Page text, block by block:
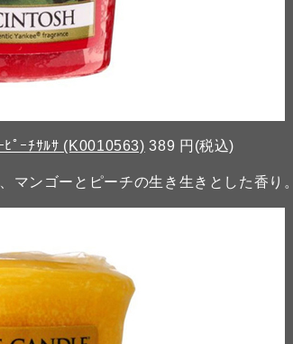
ﾟｰﾁｻﾙｻ (K0010563) 389 円(税込)
マンゴーとピーチの生き生きとした香り。